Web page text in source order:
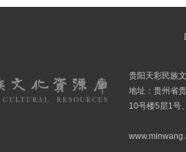
贵阳天彩民族
地址：贵州省
10号楼5层1号